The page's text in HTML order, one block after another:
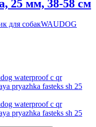
25 мм, 38-58 см
для собакWAUDOG